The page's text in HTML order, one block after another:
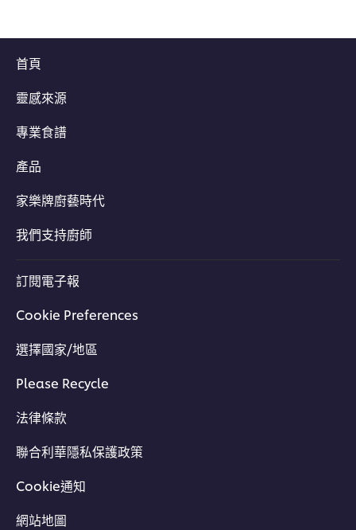
首頁
靈感來源
專業食譜
產品
家樂牌廚藝時代
我們支持廚師
訂閱電子報
Cookie Preferences
選擇國家/地區
Please Recycle
法律條款
聯合利華隱私保護政策
Cookie通知
網站地圖